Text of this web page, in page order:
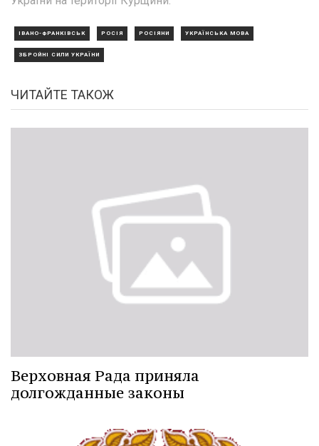
ІВАНО-ФРАНКІВСЬК РОСІЯ РОСІЯНИ УКРАЇНСЬКА МОВА
ЗБРОЙНІ СИЛИ УКРАЇНИ
ЧИТАЙТЕ ТАКОЖ
Верховная Рада приняла
долгожданные законы